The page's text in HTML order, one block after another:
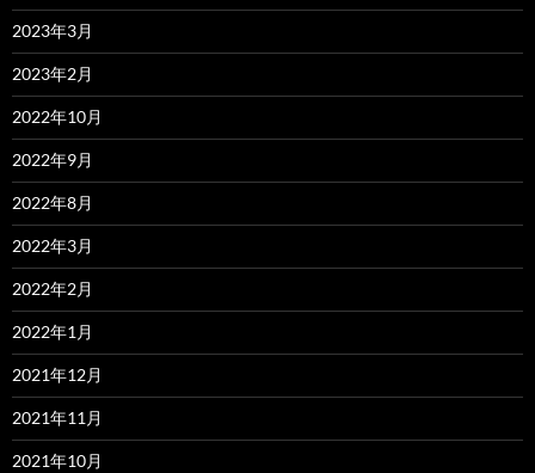
2023年3月
2023年2月
2022年10月
2022年9月
2022年8月
2022年3月
2022年2月
2022年1月
2021年12月
2021年11月
2021年10月